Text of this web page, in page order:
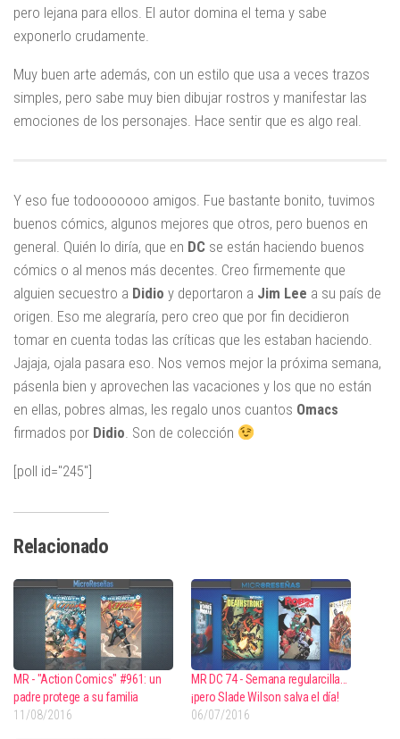
pero lejana para ellos. El autor domina el tema y sabe
exponerlo crudamente.
Muy buen arte además, con un estilo que usa a veces trazos
simples, pero sabe muy bien dibujar rostros y manifestar las
emociones de los personajes. Hace sentir que es algo real.
Y eso fue todooooooo amigos. Fue bastante bonito, tuvimos
buenos cómics, algunos mejores que otros, pero buenos en
general. Quién lo diría, que en DC se están haciendo buenos
cómics o al menos más decentes. Creo firmemente que
alguien secuestro a Didio y deportaron a Jim Lee a su país de
origen. Eso me alegraría, pero creo que por fin decidieron
tomar en cuenta todas las críticas que les estaban haciendo.
Jajaja, ojala pasara eso. Nos vemos mejor la próxima semana,
pásenla bien y aprovechen las vacaciones y los que no están
en ellas, pobres almas, les regalo unos cuantos Omacs
firmados por Didio. Son de colección
[poll id="245"]
Relacionado
MR - "Action Comics" #961: un
padre protege a su familia
11/08/2016
MR DC 74 - Semana regularcilla...
¡pero Slade Wilson salva el día!
06/07/2016